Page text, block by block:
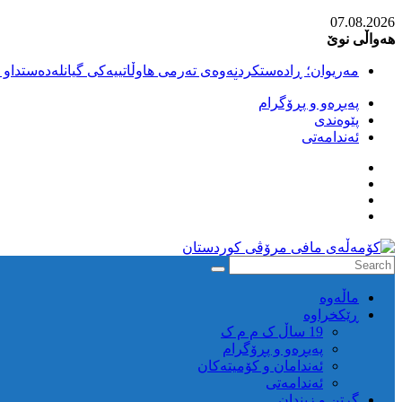
Skip
to
07.08.2026
هەواڵی نوێ
مەریوان؛ ڕادەستکردنەوەی تەرمی هاوڵاتییەکی
سەقز؛ دەسبەسەری دوو گەنج لەلایەن هێزە ئەمنییەکانی
کوژرانی هاوڵاتییەکی خەڵکی سەردەشت لە کاتی کۆڵبەری لە
مەریوان و ڕوانسەر؛ کوژرانی دوو هاوڵاتی لە کاتی
پەیڕەو و پڕۆگرام
پێوەندی
ئەندامەتی
كۆمه‌ڵه‌ی
مافی
مرۆڤی
کوردستان
ماڵه‌وه‌
ڕێکخراوە
19 ساڵ ک م م ک
پەیڕەو و پڕۆگرام
ئەندامان و کۆمیتەکان
ئەندامەتی